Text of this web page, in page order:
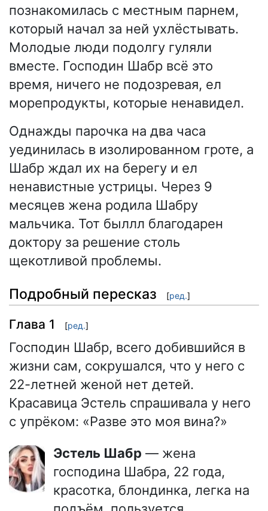
познакомилась с местным парнем,
который начал за ней ухлёстывать.
Молодые люди подолгу гуляли
вместе. Господин Шабр всё это
время, ничего не подозревая, ел
морепродукты, которые ненавидел.
Однажды парочка на два часа
уединилась в изолированном гроте, а
Шабр ждал их на берегу и ел
ненавистные устрицы. Через 9
месяцев жена родила Шабру
мальчика. Тот быллл благодарен
доктору за решение столь
щекотливой проблемы.
Подробный пересказ [ред.]
Глава 1 [ред.]
Господин Шабр, всего добившийся в
жизни сам, сокрушался, что у него с
22-летней женой нет детей.
Красавица Эстель спрашивала у него
с упрёком: «Разве это моя вина?»
Эстель Шабр — жена
господина Шабра, 22 года,
красотка, блондинка, легка на